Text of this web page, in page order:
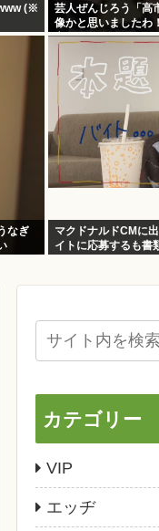
(※
芸人ぜんじろう「高
像かと思いましたわ
言いますよ！？」
なぎ
マクドナルドCMに
イトに応募するも書
カテゴリー
VIP
エッヂ